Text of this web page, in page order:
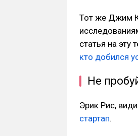
Тот же Джим
статья на эту
кто добился
Не
Эрик Рис,
стартап.